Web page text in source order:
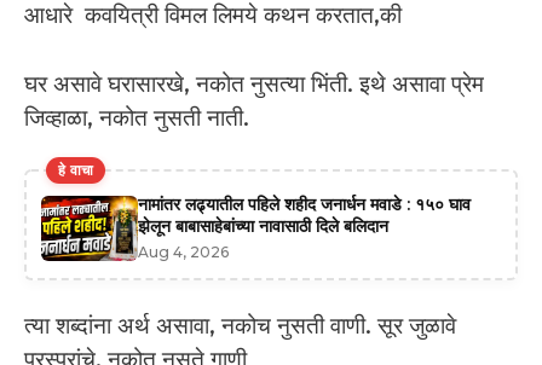
आधारे कवयित्री विमल लिमये कथन करतात,की
घर असावे घरासारखे, नकोत नुसत्या भिंती. इथे असावा प्रेम
जिव्हाळा, नकोत नुसती नाती.
हे वाचा
नामांतर लढ्यातील पहिले शहीद जनार्धन मवाडे : १५० घाव
झेलून बाबासाहेबांच्या नावासाठी दिले बलिदान
Aug 4, 2026
त्या शब्दांना अर्थ असावा, नकोच नुसती वाणी. सूर जुळावे